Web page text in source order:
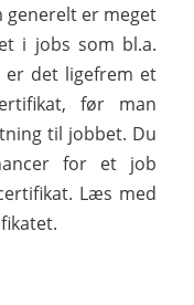
generelt er meget
i jobs som bl.a.
er det ligefrem et
før man
til jobbet. Du
for et job
Læs med